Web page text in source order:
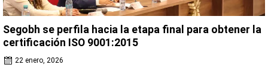
Segobh se perfila hacia la etapa final para obtener la
certificación ISO 9001:2015
22 enero, 2026